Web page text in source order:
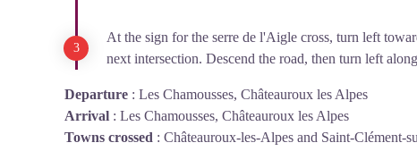
At the sign for the serre de l'Aigle cross, turn left
next intersection. Descend the road, then turn left
Departure : Les Chamousses, Châteauroux les Alpes
Arrival : Les Chamousses, Châteauroux les Alpes
Towns crossed : Châteauroux-les-Alpes and Saint-Clément-